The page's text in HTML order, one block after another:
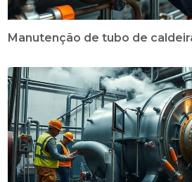
Manutenção de tubo de